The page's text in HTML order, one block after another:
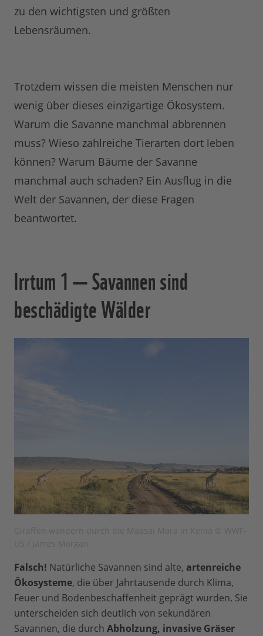
zu den wichtigsten und größten
Lebensräumen.
Trotzdem wissen die meisten Menschen nur
wenig über dieses einzigartige Ökosystem.
Warum die Savanne manchmal abbrennen
muss? Wieso zahlreiche Tierarten dort leben
können? Warum Bäume der Savanne
manchmal auch schaden? Ein Ausflug in die
Welt der Savannen, der diese Fragen
beantwortet.
Irrtum 1 — Savannen sind
beschädigte Wälder
Falsch! Natürliche Savannen sind alte, artenreiche
Ökosysteme, die über Jahrtausende durch Klima,
Feuer und Bodenbeschaffenheit geprägt wurden. Sie
unterscheiden sich deutlich von sekundären
Savannen, die durch Abholzung, invasive Gräser